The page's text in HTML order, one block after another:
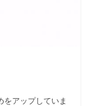
をアップしていま